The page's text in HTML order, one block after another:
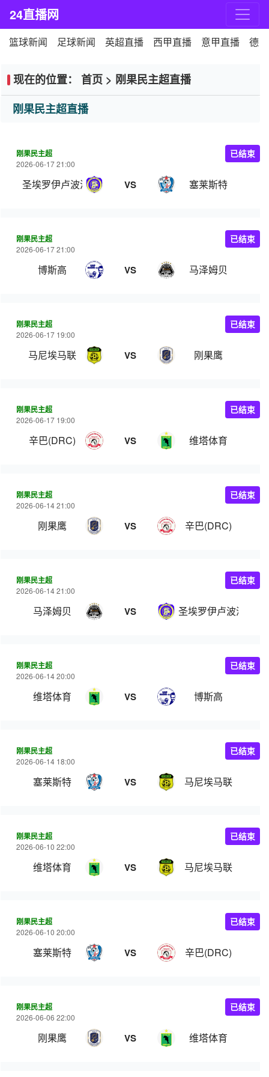
24直播网
篮球新闻 足球新闻 英超直播 西甲直播 意甲直播 德
现在的位置： 首页 > 刚果民主超直播
刚果民主超直播
刚果民主超
2026-06-17 21:00
圣埃罗伊卢波波 VS 塞莱斯特
已结束
刚果民主超
2026-06-17 21:00
博斯高 VS 马泽姆贝
已结束
刚果民主超
2026-06-17 19:00
马尼埃马联 VS 刚果鹰
已结束
刚果民主超
2026-06-17 19:00
辛巴(DRC) VS 维塔体育
已结束
刚果民主超
2026-06-14 21:00
刚果鹰 VS 辛巴(DRC)
已结束
刚果民主超
2026-06-14 21:00
马泽姆贝 VS 圣埃罗伊卢波波
已结束
刚果民主超
2026-06-14 20:00
维塔体育 VS 博斯高
已结束
刚果民主超
2026-06-14 18:00
塞莱斯特 VS 马尼埃马联
已结束
刚果民主超
2026-06-10 22:00
维塔体育 VS 马尼埃马联
已结束
刚果民主超
2026-06-10 20:00
塞莱斯特 VS 辛巴(DRC)
已结束
刚果民主超
2026-06-06 22:00
刚果鹰 VS 维塔体育
已结束